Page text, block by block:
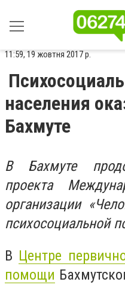
11:59, 19 жовтня 2017 р.
населения
Бахмуте
В Бахмуте
проекта
организации
психосоциальной
В Центре
помощи